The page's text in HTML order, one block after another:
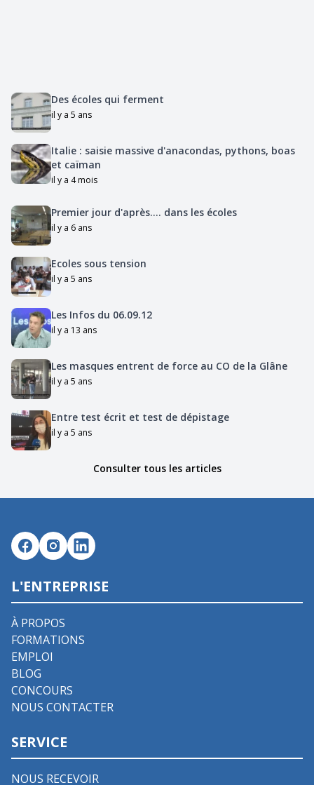
Des écoles qui ferment
il y a 5 ans
Italie : saisie massive d'anacondas, pythons, boas
et caïman
il y a 4 mois
Premier jour d'après.... dans les écoles
il y a 6 ans
Ecoles sous tension
il y a 5 ans
Les Infos du 06.09.12
il y a 13 ans
Les masques entrent de force au CO de la Glâne
il y a 5 ans
Entre test écrit et test de dépistage
il y a 5 ans
Consulter tous les articles
L'ENTREPRISE
À PROPOS
FORMATIONS
EMPLOI
BLOG
CONCOURS
NOUS CONTACTER
SERVICE
NOUS RECEVOIR